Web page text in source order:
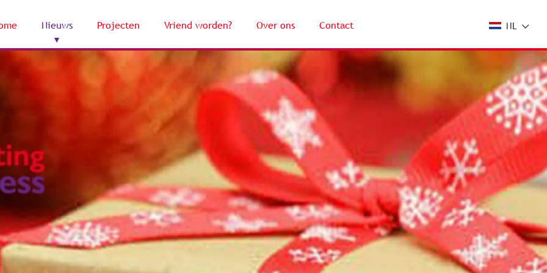
Nieuws Projecten Vriend worden? Over ons Contact NL